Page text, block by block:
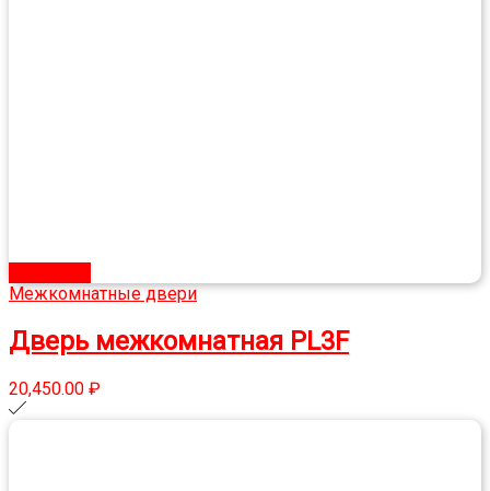
Межкомнатные двери
Дверь межкомнатная PL3F
20,450.00 ₽